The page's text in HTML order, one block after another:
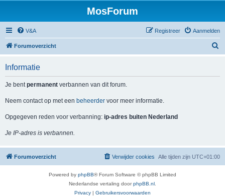
MosForum
V&A Aanmelden
Registreer
Forumoverzicht
Informatie
Je bentpermanent verbannen van dit forum.
Neem contact op met een beheerder voor meer informatie.
Opgegeven reden voor verbanning: ip-adres buiten Nederland
Je IP-adres is verbannen.
Forumoverzicht Alle tijden zijn UTC+01:00
Verwijder cookies
Powered by phpBB® Forum Software © phpBB Limited
Nederlandse vertaling doorphpBB.nl
Privacy | Gebruikersvoorwaarden